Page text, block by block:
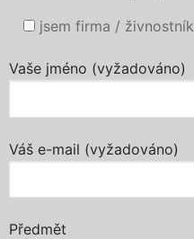
jsem firma / živnostník
Vaše jméno (vyžadováno)
Váš e-mail (vyžadováno)
Předmět